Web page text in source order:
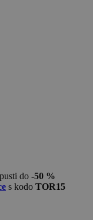
do -50 %
s kodo TOR15